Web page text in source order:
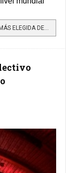
LEER MÁS…COCA-COLA SIGUE SIENDO LA MARCA MÁS ELEGIDA DEL MUNDO